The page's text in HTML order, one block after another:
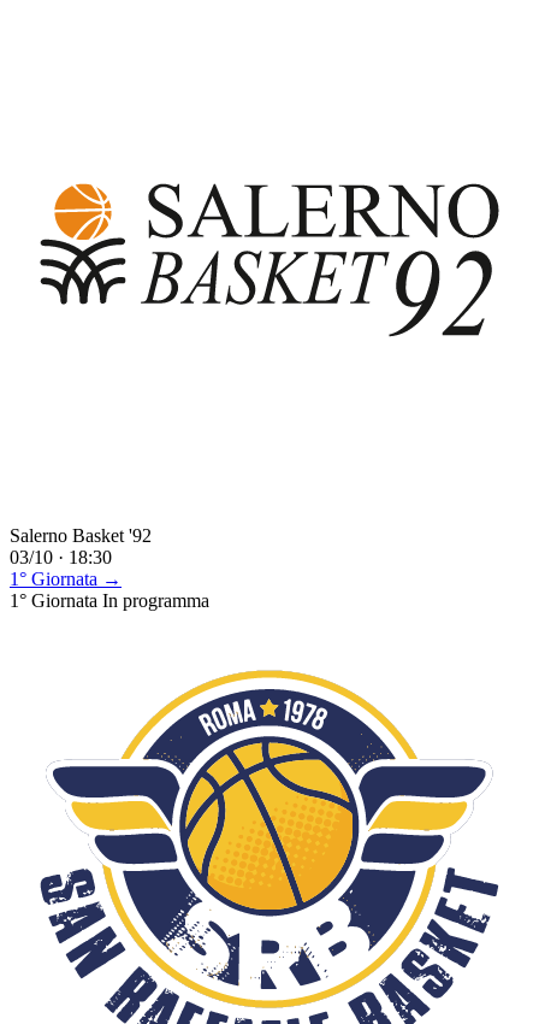
Salerno Basket '92
03/10 · 18:30
1° Giornata →
1° Giornata In programma